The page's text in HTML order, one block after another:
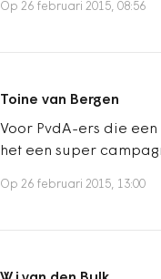
Op 26 februari 2015, 08:56
Toine van Bergen
Voor PvdA-ers die
het een super
Op 26 februari 2015, 13:00